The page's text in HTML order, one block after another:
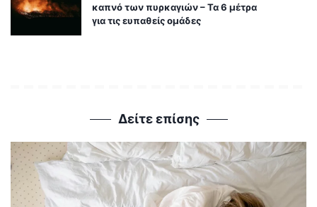
καπνό των πυρκαγιών – Τα 6 μέτρα
για τις ευπαθείς ομάδες
Δείτε επίσης